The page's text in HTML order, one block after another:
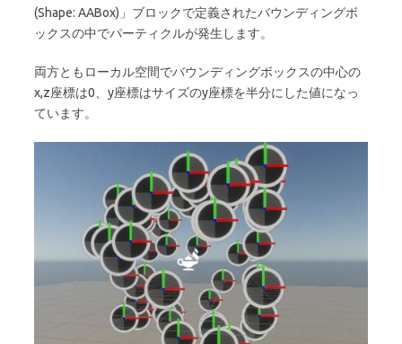
(Shape: AABox)」ブロックで定義されたバウンディングボ
ックスの中でパーティクルが発生します。
両方ともローカル空間でバウンディングボックスの中心の
x,z座標は0、y座標はサイズのy座標を半分にした値になっ
ています。